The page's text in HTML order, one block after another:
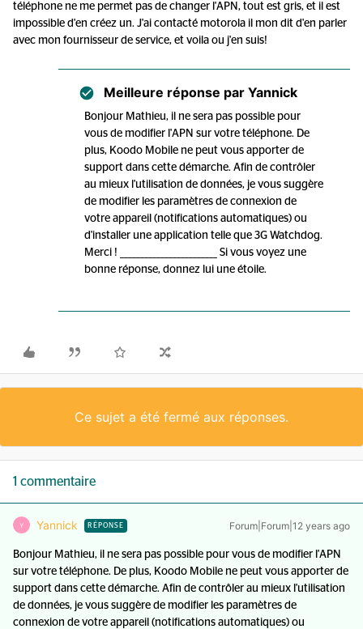
téléphone ne me permet pas de changer l'APN, tout est gris, et il est
impossible d'en créez un. J'ai contacté motorola il mon dit d'en parler
avec mon fournisseur de service, et voila ou j'en suis!
Meilleure réponse par Yannick
Bonjour Mathieu, il ne sera pas possible pour
vous de modifier l'APN sur votre téléphone. De
plus, Koodo Mobile ne peut vous apporter de
support dans cette démarche. Afin de contrôler
au mieux l'utilisation de données, je vous suggère
de modifier les paramètres de connexion de
votre appareil (notifications automatiques) ou
d'installer une application telle que 3G Watchdog.
Merci ! ________________________ Si vous voyez une
bonne réponse, donnez lui une étoile.
Ce sujet a été fermé aux réponses.
1 commentaire
Y Yannick RÉPONSE Forum|Forum|12 years ago
Bonjour Mathieu, il ne sera pas possible pour vous de modifier l'APN
sur votre téléphone. De plus, Koodo Mobile ne peut vous apporter de
support dans cette démarche. Afin de contrôler au mieux l'utilisation
de données, je vous suggère de modifier les paramètres de
connexion de votre appareil (notifications automatiques) ou